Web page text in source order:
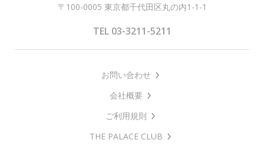
〒100-0005 東京都千代田区丸の内1-1-1
TEL 03-3211-5211
お問い合わせ
会社概要
ご利用規則
THE PALACE CLUB